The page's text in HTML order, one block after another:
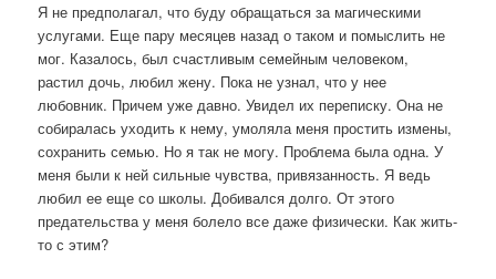
Я не предполагал, что буду обращаться за магическими
услугами. Еще пару месяцев назад о таком и помыслить не
мог. Казалось, был счастливым семейным человеком,
растил дочь, любил жену. Пока не узнал, что у нее
любовник. Причем уже давно. Увидел их переписку. Она не
собиралась уходить к нему, умоляла меня простить измены,
сохранить семью. Но я так не могу. Проблема была одна. У
меня были к ней сильные чувства, привязанность. Я ведь
любил ее еще со школы. Добивался долго. От этого
предательства у меня болело все даже физически. Как жить-
то с этим?